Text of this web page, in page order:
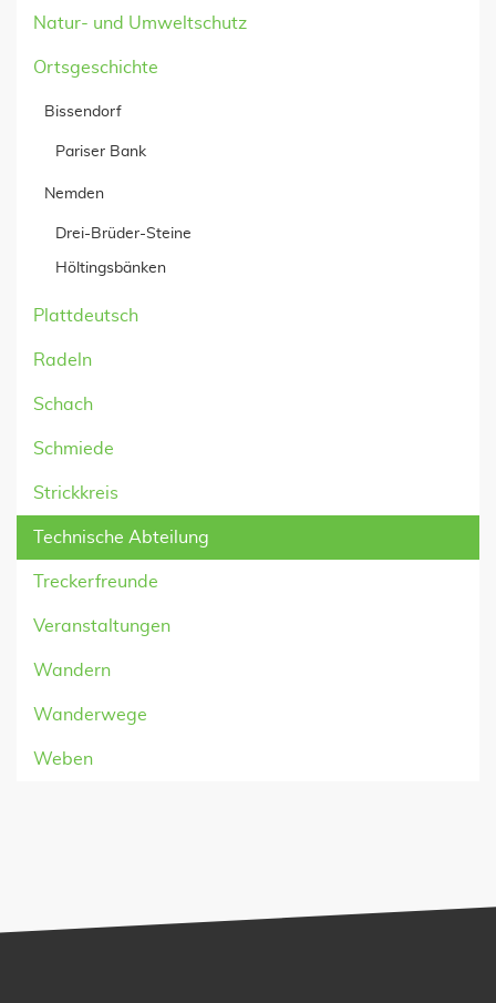
Natur- und Umweltschutz
Ortsgeschichte
Bissendorf
Pariser Bank
Nemden
Drei-Brüder-Steine
Höltingsbänken
Plattdeutsch
Radeln
Schach
Schmiede
Strickkreis
Technische Abteilung
Treckerfreunde
Veranstaltungen
Wandern
Wanderwege
Weben